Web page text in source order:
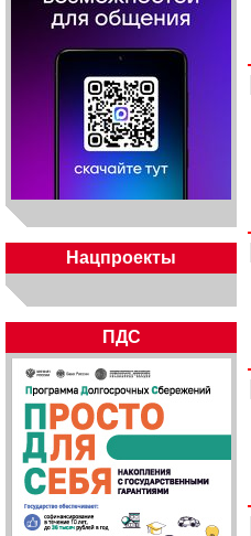
Нацпроекты
ПДС